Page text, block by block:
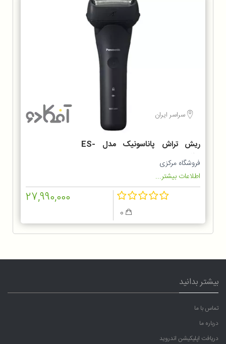
سراسر ایران
ریش تراش پاناسونیک مدل ES-
LT2B
فروشگاه مرکزی
اطلاعات بیشتر...
27,990,000
بیشتر بدانید
تماس با ما
درباره ما
دریافت اپلیکیشن اندروید